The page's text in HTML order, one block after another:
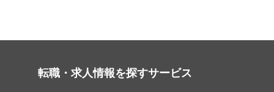
転職・求人情報を探すサービス